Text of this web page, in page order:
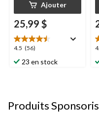
Ajouter
25,99 $
4.5 (56)
4.5
étoile(s)
sur
23 en stock
Produits